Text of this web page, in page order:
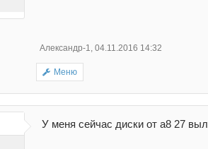
Александр-1, 04.11.2016 14:32
Меню
У меня сейчас диски от а8 27